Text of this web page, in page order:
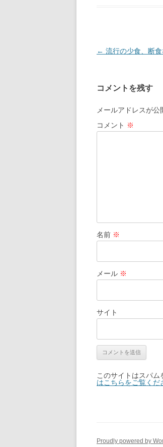
投
ビ
ゲ
ー
← 流行の少食、断
コメントを残す
メールアドレスが公
コメント ※
名前 ※
メール ※
サイト
このサイトはスパム
はこちらをご覧くだ
Proudly powered by